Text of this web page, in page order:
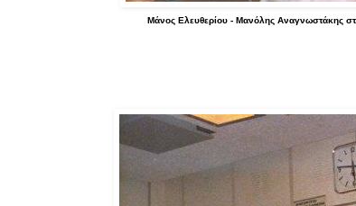
Μάνος Ελευθερίου - Μανόλης Αναγνωστάκης